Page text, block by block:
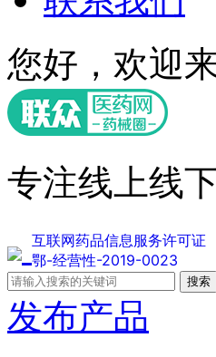
您好，欢迎
专注线上线
互联网药品信息服务许可证
鄂-经营性-2019-0023
搜索
发布产品